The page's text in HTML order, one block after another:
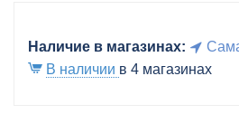
Наличие в магазинах:
В наличии в 4 магазинах